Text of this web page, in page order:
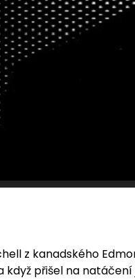
z kanadského
když přišel na